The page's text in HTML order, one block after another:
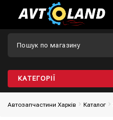
КАТЕГОРІЇ
Автозапчастини Харків Каталог